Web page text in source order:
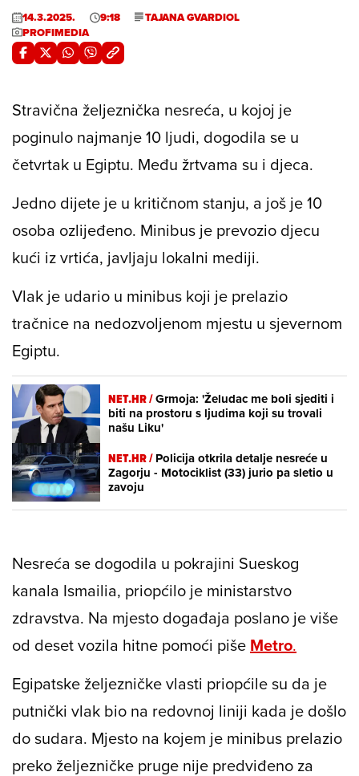
14.3.2025. 9:18
TAJANA GVARDIOL
PROFIMEDIA
Stravična željeznička nesreća, u kojoj je
poginulo najmanje 10 ljudi, dogodila se u
četvrtak u Egiptu. Među žrtvama su i djeca.
Jedno dijete je u kritičnom stanju, a još je 10
osoba ozlijeđeno. Minibus je prevozio djecu
kući iz vrtića, javljaju lokalni mediji.
Vlak je udario u minibus koji je prelazio
tračnice na nedozvoljenom mjestu u sjevernom
Egiptu.
NET.HR /Grmoja: 'Želudac me boli sjediti i
biti na prostoru s ljudima koji su trovali
našu Liku'
NET.HR /Policija otkrila detalje nesreće u
Zagorju - Motociklist (33) jurio pa sletio u
zavoju
Nesreća se dogodila u pokrajini Sueskog
kanala Ismailia, priopćilo je ministarstvo
zdravstva. Na mjesto događaja poslano je više
od deset vozila hitne pomoći piše Metro.
Egipatske željezničke vlasti priopćile su da je
putnički vlak bio na redovnoj liniji kada je došlo
do sudara. Mjesto na kojem je minibus prelazio
preko željezničke pruge nije predviđeno za